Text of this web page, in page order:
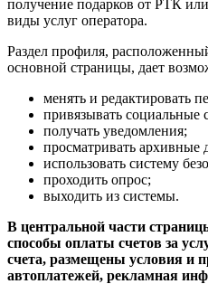
получение подарков от РТК
виды услуг оператора.
Раздел профиля,
основной страницы, дает
менять и редактировать
привязывать социальные
получать уведомления;
просматривать архивные
использовать систему
проходить опрос;
выходить из системы.
В центральной части
способы оплаты счетов за
счета, размещены условия и
автоплатежей, рекламная